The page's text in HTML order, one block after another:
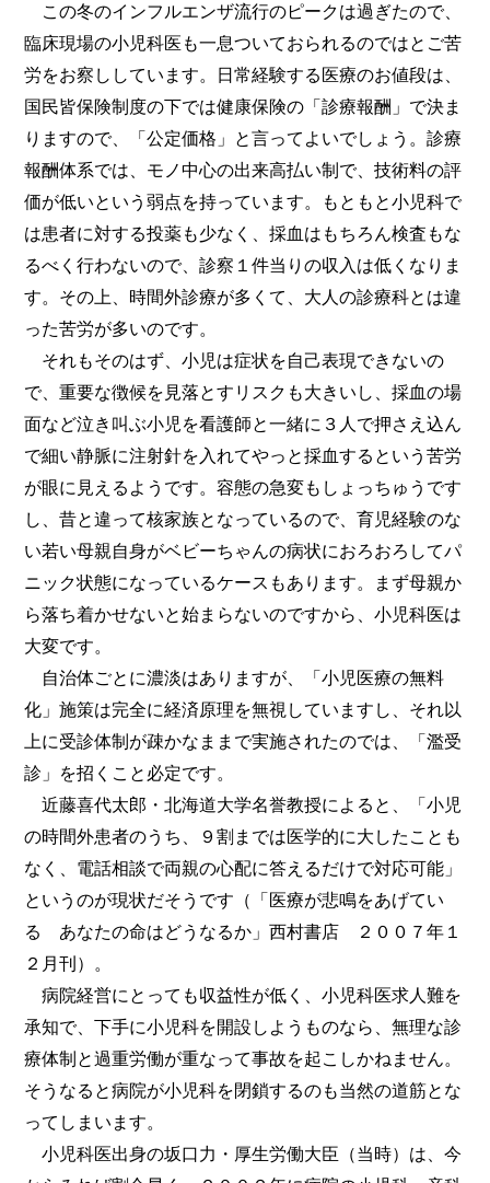
この冬のインフルエンザ流行のピークは過ぎたので、
臨床現場の小児科医も一息ついておられるのではとご苦
労をお察ししています。日常経験する医療のお値段は、
国民皆保険制度の下では健康保険の「診療報酬」で決ま
りますので、「公定価格」と言ってよいでしょう。診療
報酬体系では、モノ中心の出来高払い制で、技術料の評
価が低いという弱点を持っています。もともと小児科で
は患者に対する投薬も少なく、採血はもちろん検査もな
るべく行わないので、診察１件当りの収入は低くなりま
す。その上、時間外診療が多くて、大人の診療科とは違
った苦労が多いのです。
それもそのはず、小児は症状を自己表現できないの
で、重要な徴候を見落とすリスクも大きいし、採血の場
面など泣き叫ぶ小児を看護師と一緒に３人で押さえ込ん
で細い静脈に注射針を入れてやっと採血するという苦労
が眼に見えるようです。容態の急変もしょっちゅうです
し、昔と違って核家族となっているので、育児経験のな
い若い母親自身がベビーちゃんの病状におろおろしてパ
ニック状態になっているケースもあります。まず母親か
ら落ち着かせないと始まらないのですから、小児科医は
大変です。
自治体ごとに濃淡はありますが、「小児医療の無料
化」施策は完全に経済原理を無視していますし、それ以
上に受診体制が疎かなままで実施されたのでは、「濫受
診」を招くこと必定です。
近藤喜代太郎・北海道大学名誉教授によると、「小児
の時間外患者のうち、９割までは医学的に大したことも
なく、電話相談で両親の心配に答えるだけで対応可能」
というのが現状だそうです（「医療が悲鳴をあげてい
る あなたの命はどうなるか」西村書店 ２００７年１
２月刊）。
病院経営にとっても収益性が低く、小児科医求人難を
承知で、下手に小児科を開設しようものなら、無理な診
療体制と過重労働が重なって事故を起こしかねません。
そうなると病院が小児科を閉鎖するのも当然の道筋とな
ってしまいます。
小児科医出身の坂口力・厚生労働大臣（当時）は、今